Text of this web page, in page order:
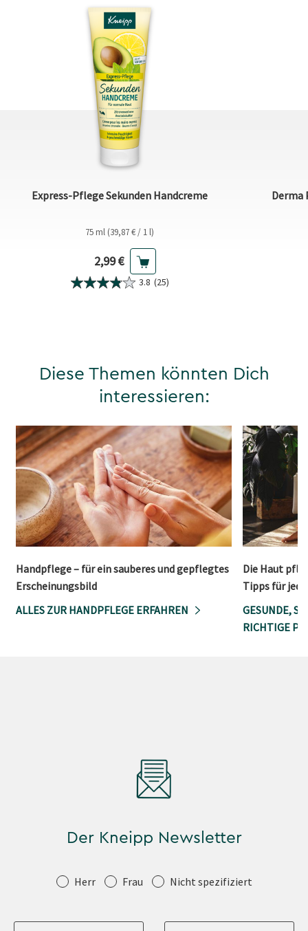
Express-Pflege Sekunden Handcreme
75 ml (39,87 € / 1 l)
Aktueller Preis
2,99 €
3.8 (25)
Derma
Diese Themen könnten Dich
interessieren:
Handpflege – für ein sauberes und gepflegtes
Erscheinungsbild
ALLES ZUR HANDPFLEGE ERFAHREN
Die Haut
Tipps für
GESUNDE,
RICHTIGE
Der Kneipp Newsletter
Anrede Herr Frau Nicht spezifiziert